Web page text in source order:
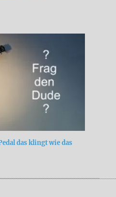
das klingt wie das